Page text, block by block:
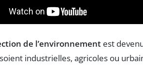
de l’environnement est
soient industrielles, agricoles ou